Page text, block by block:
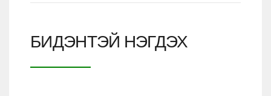
БИДЭНТЭЙ НЭГДЭХ